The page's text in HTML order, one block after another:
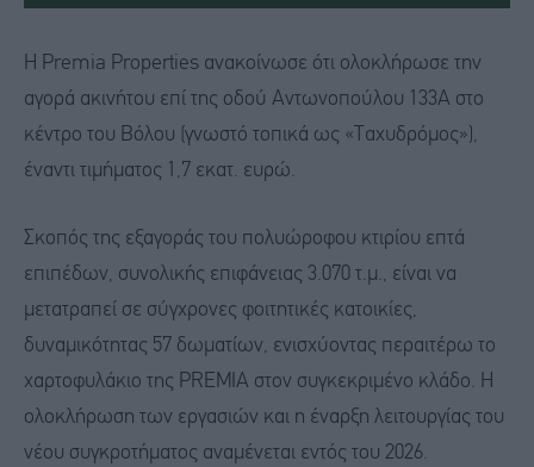
Η Premia Properties ανακοίνωσε ότι ολοκλήρωσε την
αγορά ακινήτου επί της οδού Αντωνοπούλου 133Α στο
κέντρο του Bόλου (γνωστό τοπικά ως «Ταχυδρόμος»),
έναντι τιμήματος 1,7 εκατ. ευρώ.
Σκοπός της εξαγοράς του πολυώροφου κτιρίου επτά
επιπέδων, συνολικής επιφάνειας 3.070 τ.μ., είναι να
μετατραπεί σε σύγχρονες φοιτητικές κατοικίες,
δυναμικότητας 57 δωματίων, ενισχύοντας περαιτέρω το
χαρτοφυλάκιο της PREMIA στον συγκεκριμένο κλάδο. Η
ολοκλήρωση των εργασιών και η έναρξη λειτουργίας του
νέου συγκροτήματος αναμένεται εντός του 2026.